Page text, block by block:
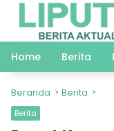
Langsung
Home
Berita
Beranda Berita
Berita